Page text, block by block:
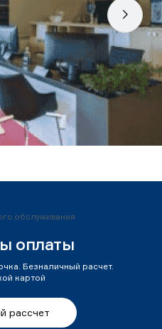
обслуживания
оплаты
Безналичный расчет.
картой
рассчет